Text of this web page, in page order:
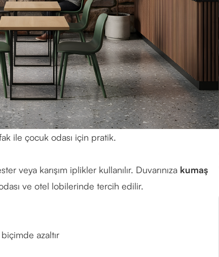
ile çocuk odası için pratik.
veya karışım iplikler kullanılır. Duvarınıza kumaş
ve otel lobilerinde tercih edilir.
biçimde azaltır